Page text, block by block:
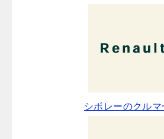
シボレーのクルマ